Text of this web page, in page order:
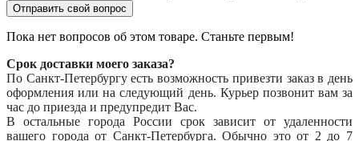
Отправить свой вопрос
Пока нет вопросов об этом товаре. Станьте первым!
Срок доставки моего заказа?
По Санкт-Петербургу есть возможность привезти заказ в день
оформления или на следующий день. Курьер позвонит вам за
час до приезда и предупредит Вас.
В остальные города России срок зависит от удаленности
вашего города от Санкт-Петербурга. Обычно это от 2 до 7